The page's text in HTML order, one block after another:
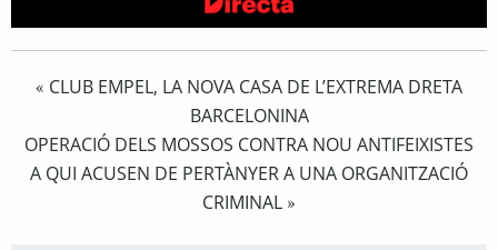
« CLUB EMPEL, LA NOVA CASA DE L’EXTREMA DRETA
BARCELONINA
OPERACIÓ DELS MOSSOS CONTRA NOU ANTIFEIXISTES
A QUI ACUSEN DE PERTÀNYER A UNA ORGANITZACIÓ
CRIMINAL »